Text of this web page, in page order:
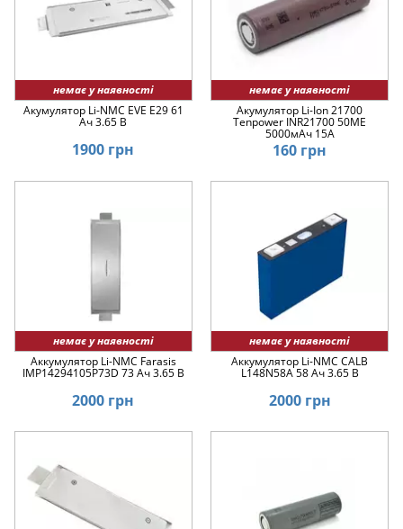
немає у наявності
Акумулятор Li-NMC EVE E29 61
Ач 3.65 В
1900 грн
немає у наявності
Акумулятор Li-Ion 21700
Tenpower INR21700 50ME
5000мАч 15А
160 грн
немає у наявності
Аккумулятор Li-NMC Farasis
IMP14294105P73D 73 Ач 3.65 В
2000 грн
немає у наявності
Аккумулятор Li-NMC CALB
L148N58A 58 Ач 3.65 В
2000 грн